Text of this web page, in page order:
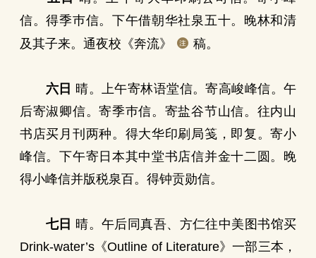
信。得季巿信。下午借朝华社泉五十。晚林和清
及其子来。通夜校《奔流》
稿。
六日 晴。上午寄林语堂信。寄高峻峰信。午
后寄淑卿信。寄季巿信。寄盐谷节山信。往内山
书店买月刊两种。得大华印刷局笺，即复。寄小
峰信。下午寄日本其中堂书店信并金十二圆。晚
得小峰信并版税泉百。得钟贡勋信。
七日 晴。午后同真吾、方仁往中美图书馆买
Drink-water’s《Outline of Literature》一部三本，